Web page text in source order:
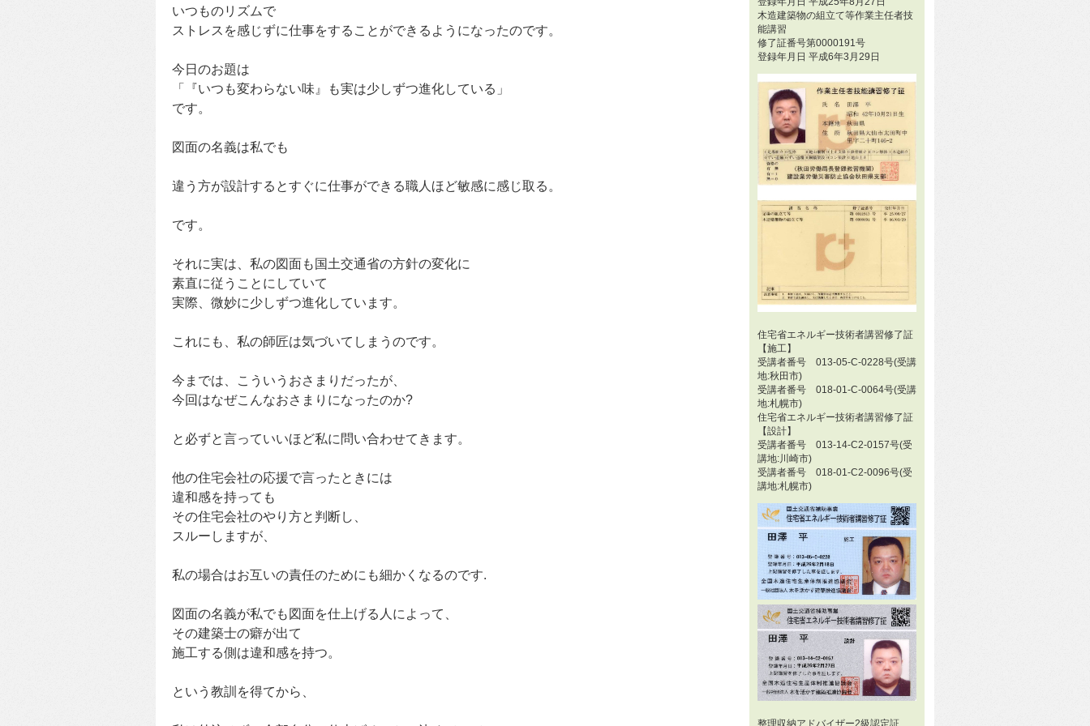
いつものリズムで
ストレスを感じずに仕事をすることができるようになったのです。
今日のお題は
「『いつも変わらない味』も実は少しずつ進化している」
です。
図面の名義は私でも
違う方が設計するとすぐに仕事ができる職人ほど敏感に感じ取る。
です。
それに実は、私の図面も国土交通省の方針の変化に
素直に従うことにしていて
実際、微妙に少しずつ進化しています。
これにも、私の師匠は気づいてしまうのです。
今までは、こういうおさまりだったが、
今回はなぜこんなおさまりになったのか?
と必ずと言っていいほど私に問い合わせてきます。
他の住宅会社の応援で言ったときには
違和感を持っても
その住宅会社のやり方と判断し、
スルーしますが、
私の場合はお互いの責任のためにも細かくなるのです.
図面の名義が私でも図面を仕上げる人によって、
その建築士の癖が出て
施工する側は違和感を持つ。
という教訓を得てから、
木造建築物の組立て等作業主任者技
能講習
修了証番号第0000191号
登録年月日 平成6年3月29日
住宅省エネルギー技術者講習修了証
【施工】
受講者番号 013-05-C-0228号(受講
地:秋田市)
受講者番号 018-01-C-0064号(受講
地:札幌市)
住宅省エネルギー技術者講習修了証
【設計】
受講者番号 013-14-C2-0157号(受
講地:川崎市)
受講者番号 018-01-C2-0096号(受
講地:札幌市)